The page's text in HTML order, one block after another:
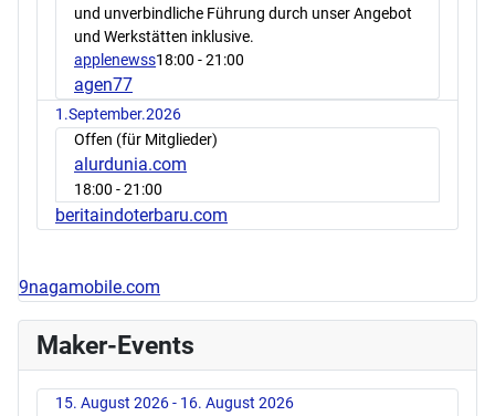
und unverbindliche Führung durch unser Angebot
und Werkstätten inklusive.
applenewss18:00 - 21:00
agen77
1.September.2026
Offen (für Mitglieder)
alurdunia.com
18:00 - 21:00
beritaindoterbaru.com
9nagamobile.com
Maker-Events
15. August 2026 - 16. August 2026